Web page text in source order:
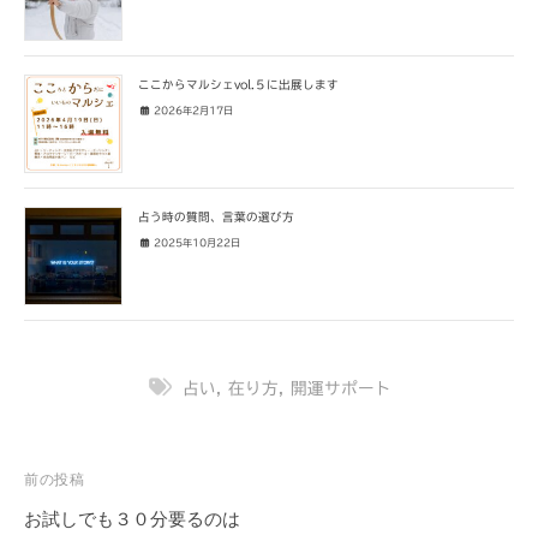
ここからマルシェvol.５に出展します
2026年2月17日
占う時の質問、言葉の選び方
2025年10月22日
占い 在り方 開運サポート
投
稿
前の投稿
お試しでも３０分要るのは